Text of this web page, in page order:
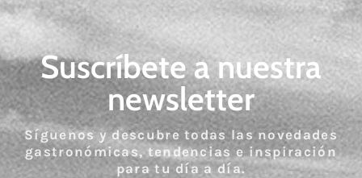
Suscríbete a nuestra
newsletter
Síguenos y descubre todas las novedades
gastronómicas, tendencias e inspiración
para tu día a día.